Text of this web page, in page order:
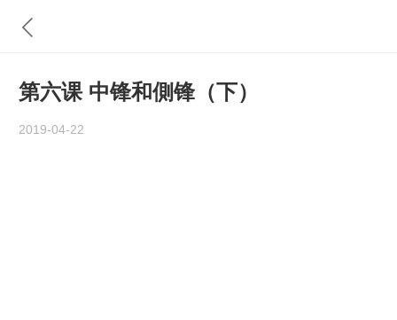
第六课 中锋和側锋（下）
2019-04-22